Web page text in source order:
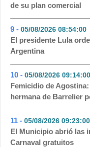
de su plan comercial
9 - 05/08/2026 08:54:00
El presidente Lula
Argentina
10 - 05/08/2026 09:14:00
Femicidio de
hermana de Barrelier
11 - 05/08/2026 09:23:00
El Municipio abrió las
Carnaval gratuitos